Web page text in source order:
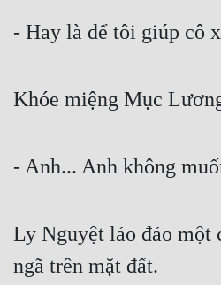
- Hay là để tôi giúp cô
Khóe miệng Mục
- Anh... Anh không
Ly Nguyệt lảo đảo một
ngã trên mặt đất.